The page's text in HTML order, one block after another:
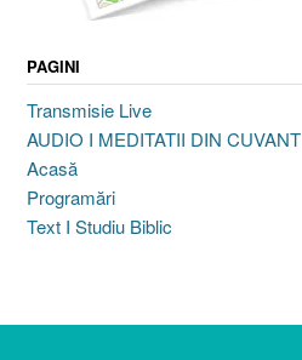
PAGINI
Transmisie Live
AUDIO I MEDITATII DIN CUVANT
Acasă
Programări
Text I Studiu Biblic